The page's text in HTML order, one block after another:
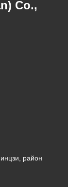
Co.,
район